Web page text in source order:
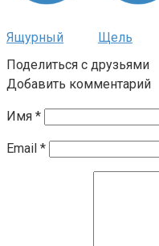
Ящурный Щель
Поделиться с друзьями
Добавить комментарий
Имя *
Email *